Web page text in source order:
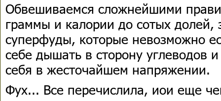
Обвешиваемся сложнейшими
граммы и калории до сотых долей,
суперфуды, которые невозможно
себе дышать в сторону углеводов
себя в жесточайшем напряжении.
Фух... Все перечислила, иои еще